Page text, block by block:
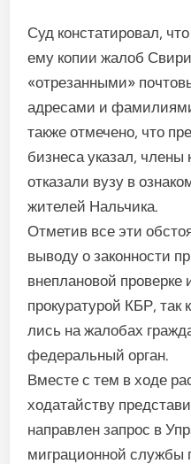
Суд констатировал,
ему копии жалоб
«отрезанными»
адресами и
так­же отмечено, что
бизнеса указал,
отка­зали вузу в
жителей Нальчика.
Отметив все эти
выводу о за­конности
внеплановой проверке
прокуратурой КБР, так
лись на жалобах
федеральный орган.
Вместе с тем в ходе
ходатайству
направлен запрос в
миграционной службы